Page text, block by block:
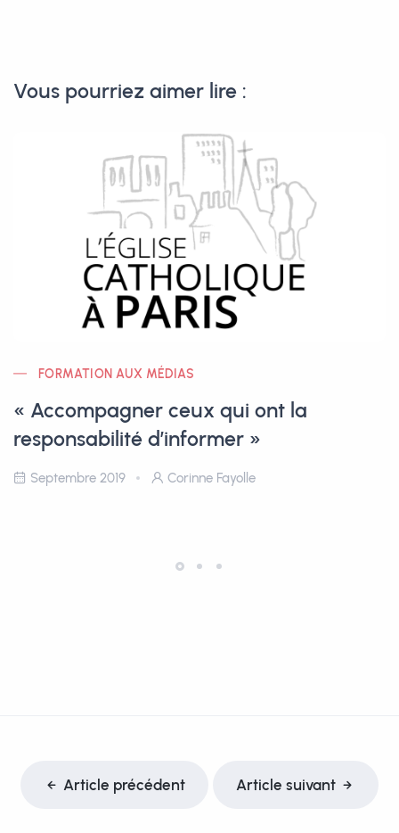
Vous pourriez aimer lire :
FORMATION AUX MÉDIAS
« Accompagner ceux qui ont la
responsabilité d’informer »
Septembre 2019 Corinne Fayolle
Article précédent Article suivant